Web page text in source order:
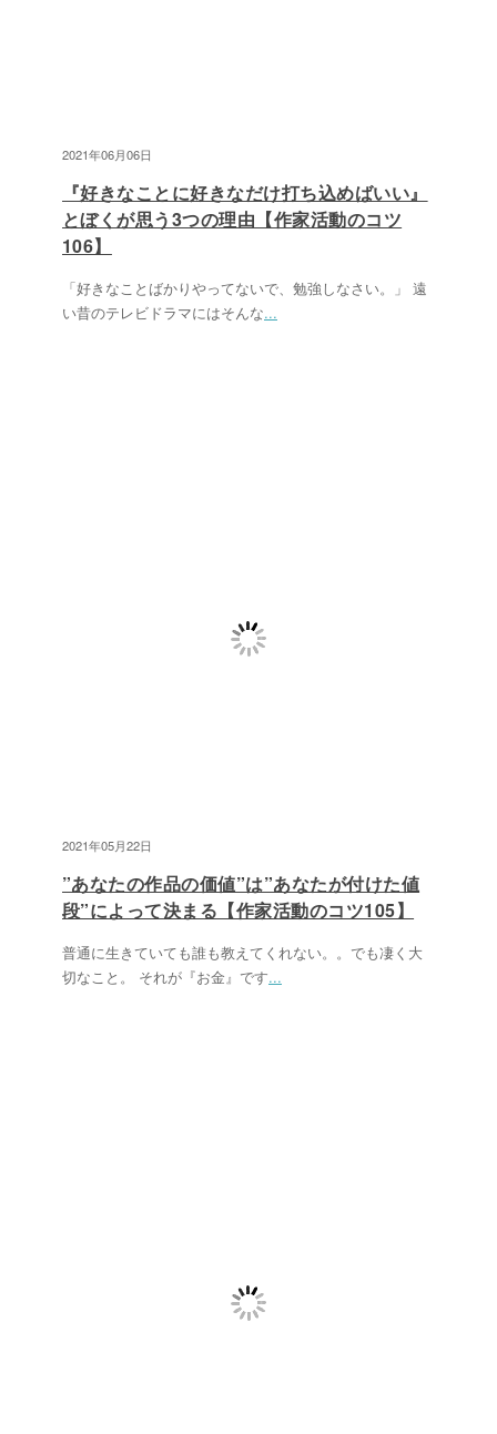
2021年06月06日
『好きなことに好きなだけ打ち込めばいい』
とぼくが思う3つの理由【作家活動のコツ
106】
「好きなことばかりやってないで、勉強しなさい。」 遠
い昔のテレビドラマにはそんな...
2021年05月22日
”あなたの作品の価値”は”あなたが付けた値
段”によって決まる【作家活動のコツ105】
普通に生きていても誰も教えてくれない。。でも凄く大
切なこと。 それが『お金』です...